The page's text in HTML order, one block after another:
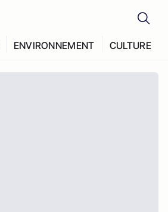
ENVIRONNEMENT CULTURE